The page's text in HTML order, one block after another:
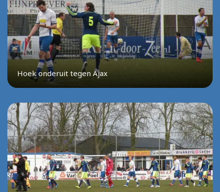
Hoek onderuit tegen Ajax